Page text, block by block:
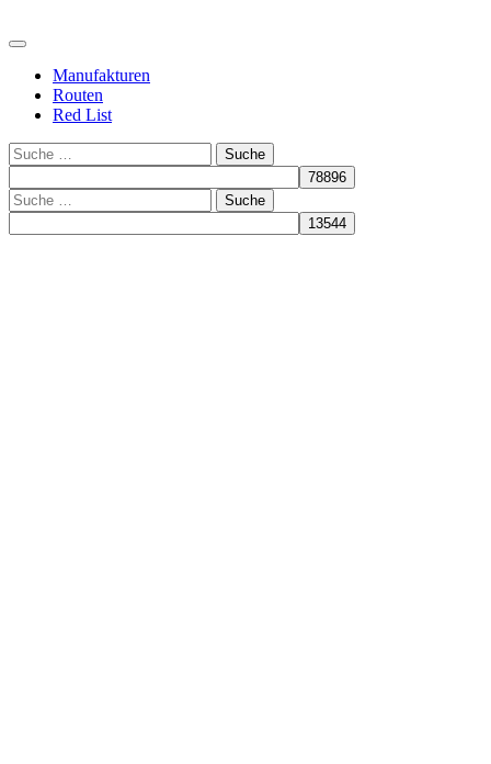
Manufakturen
Routen
Red List
Suche
Suche